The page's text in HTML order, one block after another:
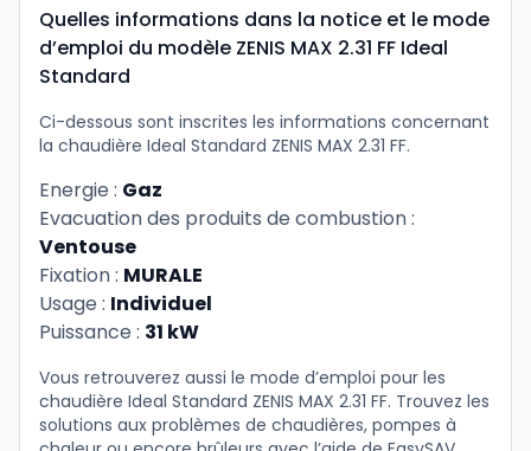
Quelles informations dans la notice et le mode
d’emploi du modèle ZENIS MAX 2.31 FF Ideal
Standard
Ci-dessous sont inscrites les informations concernant
la chaudière Ideal Standard ZENIS MAX 2.31 FF.
Energie : Gaz
Evacuation des produits de combustion :
Ventouse
Fixation : MURALE
Usage : Individuel
Puissance : 31 kW
Vous retrouverez aussi le mode d’emploi pour les
chaudière Ideal Standard ZENIS MAX 2.31 FF. Trouvez les
solutions aux problèmes de chaudières, pompes à